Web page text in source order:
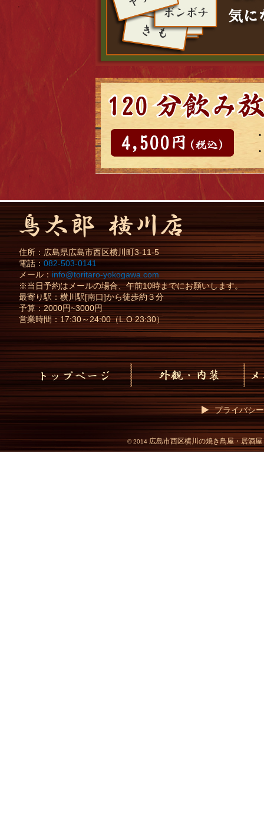
住所： 広島県広島市西区横川町3-11-5
電話：082-503-0141
メール： info@toritaro-yokogawa.com
※当日予約はメールの場合、午前10時までにお願いします。
最寄り駅：横川駅[南口]から徒歩約３分
予算：2000円~3000円
営業時間：17:30～24:00（L.O 23:30）
プライバシ
©2014 広島市西区横川の焼き鳥屋・居酒